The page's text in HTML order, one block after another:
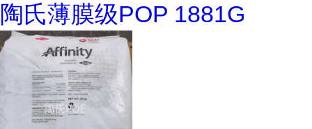
陶氏薄膜级POP 1881G